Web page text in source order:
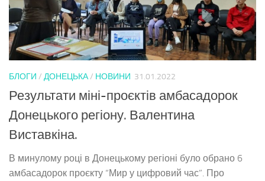
БЛОГИ / ДОНЕЦЬКА/ НОВИНИ 31.01.2022
Результати міні-проєктів амбасадорок
Донецького регіону. Валентина
Виставкіна.
В минулому році в Донецькому регіоні було обрано 6
амбасадорок проєкту “Мир у цифровий час”. Про